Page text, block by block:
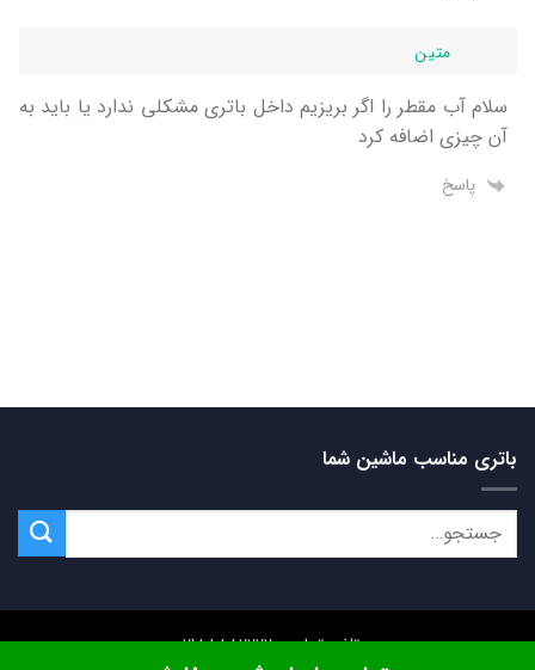
متین
سلام آب مقطر را اگر بریزیم داخل باتری مشکلی ندارد یا باید به
آن چیزی اضافه کرد
پاسخ
باتری مناسب ماشین شما
تلفن تماس: 02188882222